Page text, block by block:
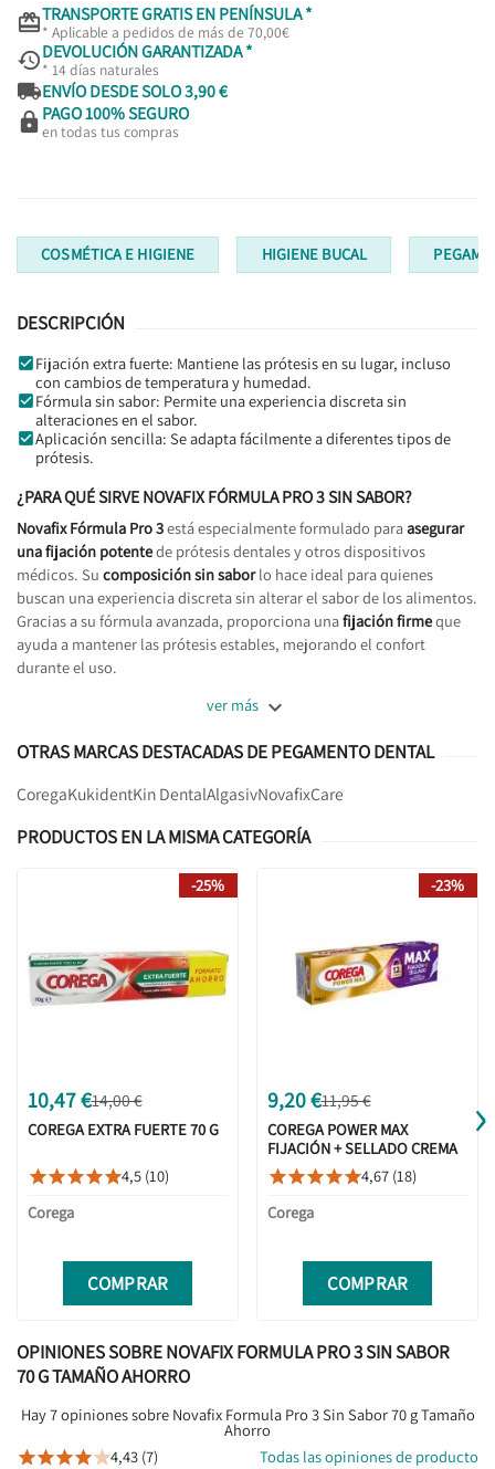
TRANSPORTE GRATIS EN PENÍNSULA *
* Aplicable a pedidos de más de 70,00€
DEVOLUCIÓN GARANTIZADA *
* 14 días naturales
ENVÍO DESDE SOLO 3,90 €
 PAGO 100% SEGURO
en todas tus compras
COSMÉTICA E HIGIENE HIGIENE BUCAL
DESCRIPCIÓN
Fijación extra fuerte: Mantiene las prótesis en su lugar, incluso
con cambios de temperatura y humedad.
Fórmula sin sabor: Permite una experiencia discreta sin
alteraciones en el sabor.
Aplicación sencilla: Se adapta fácilmente a diferentes tipos de
prótesis.
¿PARA QUÉ SIRVE NOVAFIX FÓRMULA PRO 3 SIN SABOR?
Novafix Fórmula Pro 3está especialmente formulado paraasegurar
una fijación potentede prótesis dentales y otros dispositivos
médicos. Su composición sin saborlo hace ideal para quienes
buscan una experiencia discreta sin alterar el sabor de los alimentos.
Gracias a su fórmula avanzada, proporciona unafijación firmeque
ayuda a mantener las prótesis estables, mejorando el confort
durante el uso.
ver más 
OTRAS MARCAS DESTACADAS DE PEGAMENTO DENTAL
CoregaKukidentKin DentalAlgasivNovafixCare
PRODUCTOS EN LA MISMA CATEGORÍA
10,47 €14,00 €
COREGA EXTRA FUERTE 70 G
4,5 (10)
Corega
COMPRAR
-25%
9,20 €11,95 €
COREGA POWER MAX
FIJACIÓN + SELLADO CREMA
ADHESIVA DENTAL 40G
4,67 (18)
Corega
COMPRAR
-23%
›
OPINIONES SOBRE NOVAFIX FORMULA PRO 3 SIN SABOR
70 G TAMAÑO AHORRO
Hay 7 opiniones sobre Novafix Formula Pro 3 Sin Sabor 70 g Tamaño
Ahorro
4,43 (7) Todas las opiniones de producto